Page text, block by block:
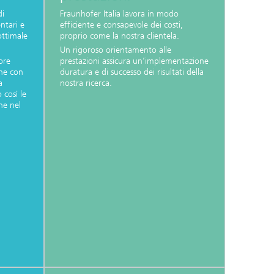
e
con
così le
nel
Fraunhofer Italia lavora in modo
efficiente e consapevole dei costi,
proprio come la nostra clientela.
Un rigoroso orientamento alle
prestazioni assicura un’implementazione
duratura e di successo dei risultati della
nostra ricerca.